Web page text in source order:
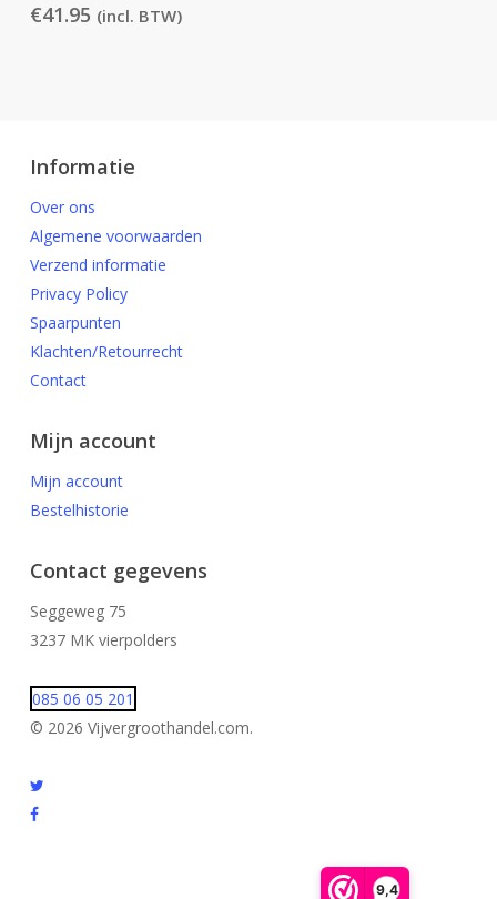
9,4
€41.95 (incl. BTW)
Informatie
Over ons
Algemene voorwaarden
Verzend informatie
Privacy Policy
Spaarpunten
Klachten/Retourrecht
Contact
Mijn account
Mijn account
Bestelhistorie
Contact gegevens
Seggeweg 75
3237 MK vierpolders
085 06 05 201
© 2026 Vijvergroothandel.com.
twitter
facebook